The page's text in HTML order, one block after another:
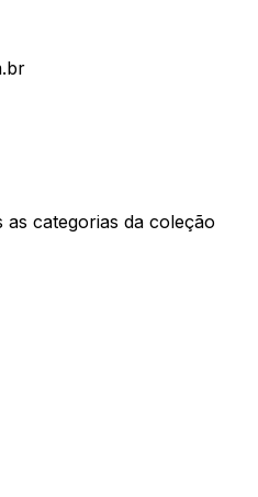
as categorias da coleção